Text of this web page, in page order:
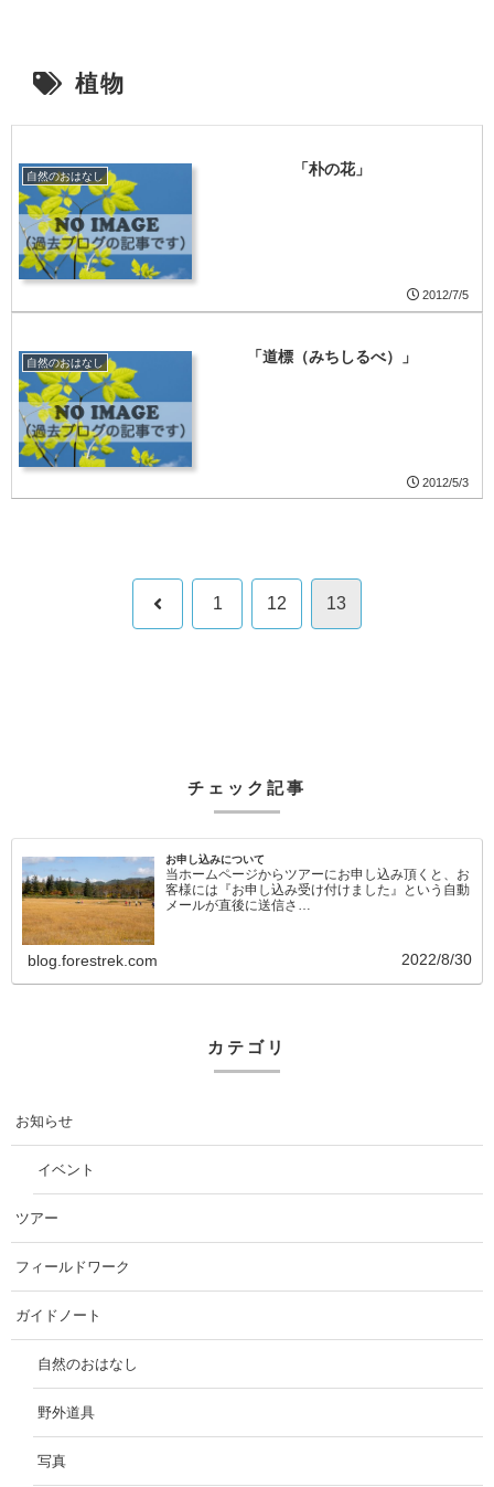
植物
自然のおはなし 「朴の花」
2012/7/5
自然のおはなし 「道標（みちしるべ）」
2012/5/3
前 1 12 13
チェック記事
お申し込みについて
当ホームページからツアーにお申し込み頂くと、お
客様には『お申し込み受け付けました』という自動
メールが直後に送信さ…
blog.forestrek.com 2022/8/30
カテゴリ
お知らせ
イベント
ツアー
フィールドワーク
ガイドノート
自然のおはなし
野外道具
写真